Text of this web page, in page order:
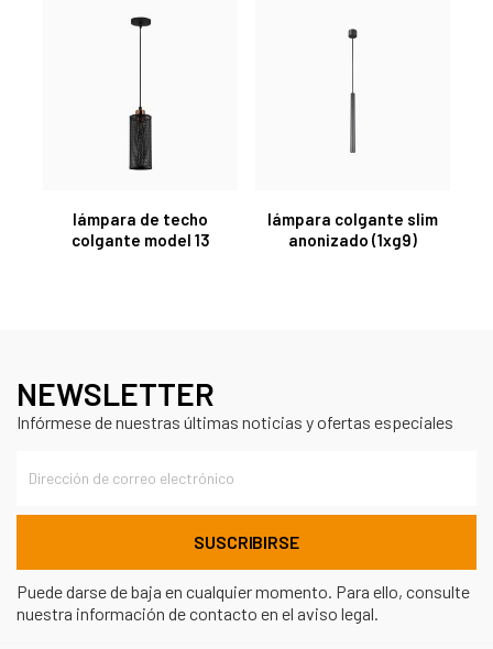
lámpara de techo
colgante model 13
lámpara colgante slim
anonizado (1xg9)
NEWSLETTER
Infórmese de nuestras últimas noticias y ofertas especiales
Puede darse de baja en cualquier momento. Para ello, consulte
nuestra información de contacto en el aviso legal.